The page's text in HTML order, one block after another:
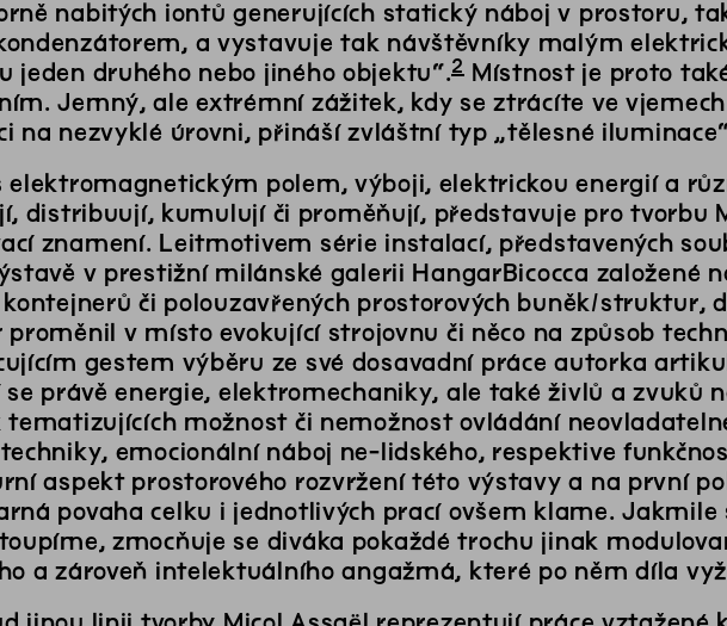
nabitých iontů generujících statický náboj v prostoru,
a vystavuje tak návštěvníky malým
jeden druhého nebo jiného objektu“.2
Místnost je proto
Jemný, ale extrémní zážitek, kdy se ztrácíte ve
na nezvyklé úrovni, přináší zvláštní typ „tělesné
elektromagnetickým polem, výboji, elektrickou energií a
distribuují, kumulují či proměňují, představuje pro tvorbu
znamení. Leitmotivem série instalací, představených
v prestižní milánské galerii HangarBicocca založené
či polouzavřených prostorových buněk/struktur,
proměnil v místo evokující strojovnu či něco na způsob
gestem výběru ze své dosavadní práce autorka
právě energie, elektromechaniky, ale také živlů a zvuků
možnost či nemožnost ovládání
emocionální náboj ne-lidského, respektive
aspekt prostorového rozvržení této výstavy a na první
povaha celku i jednotlivých prací ovšem klame.
zmocňuje se diváka pokaždé trochu jinak
a zároveň intelektuálního angažmá, které po něm díla